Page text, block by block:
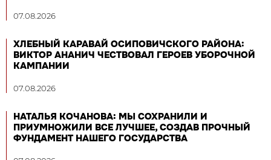
07.08.2026
ХЛЕБНЫЙ КАРАВАЙ ОСИПОВИЧСКОГО РАЙОНА:
ВИКТОР АНАНИЧ ЧЕСТВОВАЛ ГЕРОЕВ УБОРОЧНОЙ
КАМПАНИИ
07.08.2026
НАТАЛЬЯ КОЧАНОВА: МЫ СОХРАНИЛИ И
ПРИУМНОЖИЛИ ВСЕ ЛУЧШЕЕ, СОЗДАВ ПРОЧНЫЙ
ФУНДАМЕНТ НАШЕГО ГОСУДАРСТВА